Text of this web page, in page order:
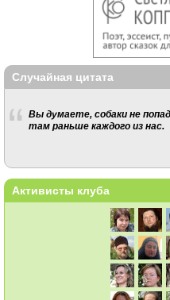
Случайная цитата
Вы думаете, собаки не
там раньше каждого из нас.
Активисты клуба